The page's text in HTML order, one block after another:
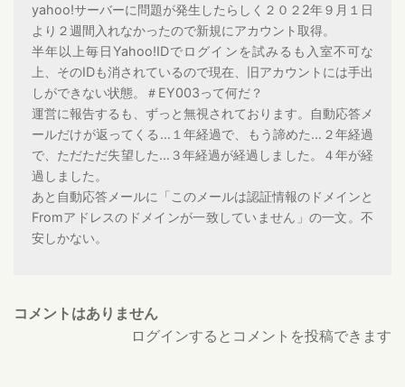
yahoo!サーバーに問題が発生したらしく２０２2年９月１日
より２週間入れなかったので新規にアカウント取得。
半年以上毎日Yahoo!IDでログインを試みるも入室不可な
上、そのIDも消されているので現在、旧アカウントには手出
しができない状態。＃EY003って何だ？
運営に報告するも、ずっと無視されております。自動応答メ
ールだけが返ってくる…１年経過で、もう諦めた…２年経過
で、ただただ失望した…３年経過が経過しました。４年が経
過しました。
あと自動応答メールに「このメールは認証情報のドメインと
Fromアドレスのドメインが一致していません」の一文。不
安しかない。
コメントはありません
ログインするとコメントを投稿できます